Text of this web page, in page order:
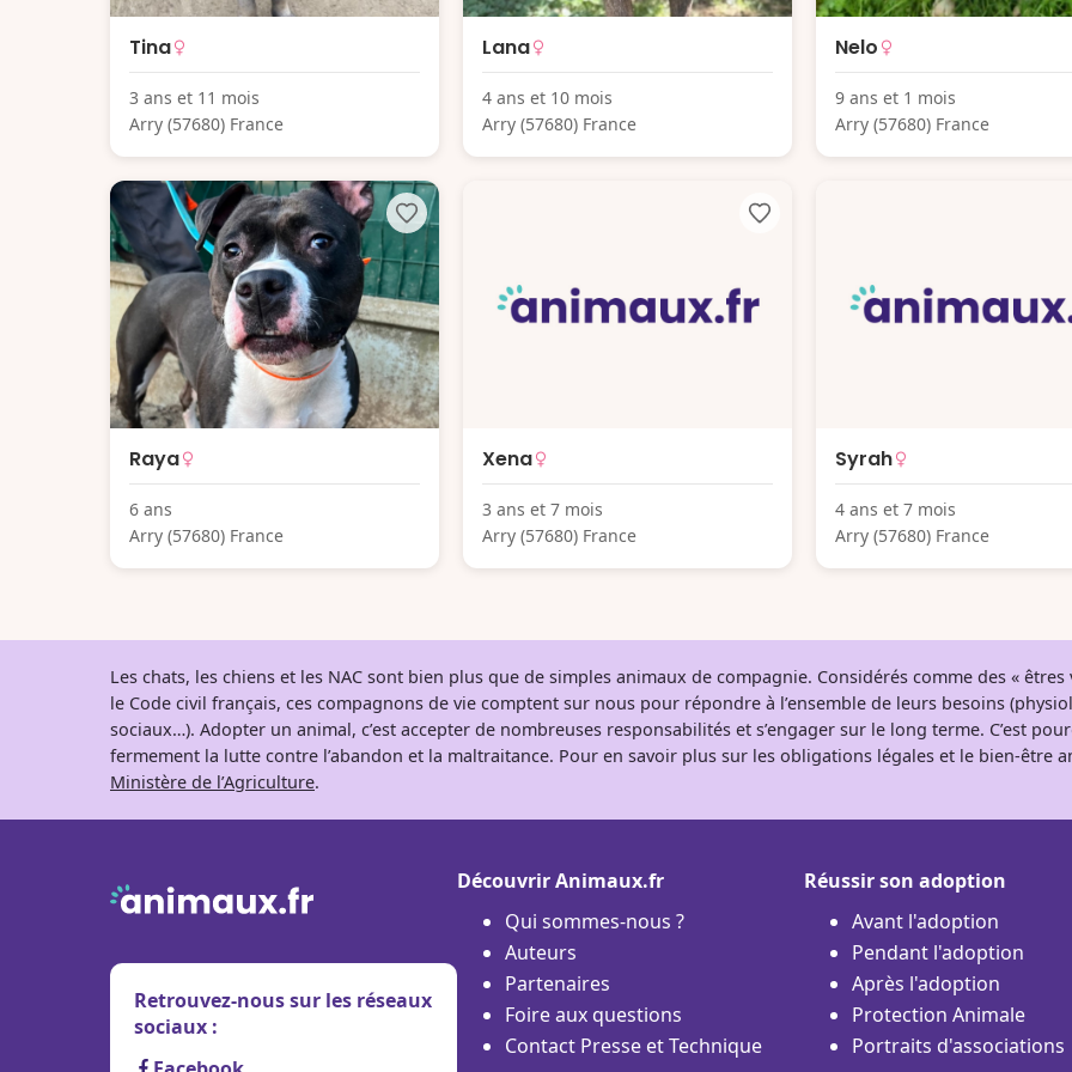
Tina
3 ans et 11 mois
Arry (57680) France
Lana
4 ans et 10 mois
Arry (57680) France
Nelo
9 ans et 1 mois
Arry (57680) France
Raya
6 ans
Arry (57680) France
Xena
3 ans et 7 mois
Arry (57680) France
Syrah
4 ans et 7 mois
Arry (57680) France
Les chats, les chiens et les NAC sont bien plus que de simples animaux de compagnie. Considérés comme des «
le Code civil français, ces compagnons de vie comptent sur nous pour répondre à l’ensemble de leurs besoins
sociaux…). Adopter un animal, c’est accepter de nombreuses responsabilités et s’engager sur le long terme. C’est
fermement la lutte contre l’abandon et la maltraitance. Pour en savoir plus sur les obligations légales et le bien-être
Ministère de l’Agriculture.
Retrouvez-nous sur les réseaux
sociaux :
Découvrir Animaux.fr
Qui sommes-nous ?
Auteurs
Partenaires
Foire aux questions
Contact Presse et Technique
Réussir son adoption
Avant l'adoption
Pendant l'adoption
Après l'adoption
Protection Animale
Portraits d'associations